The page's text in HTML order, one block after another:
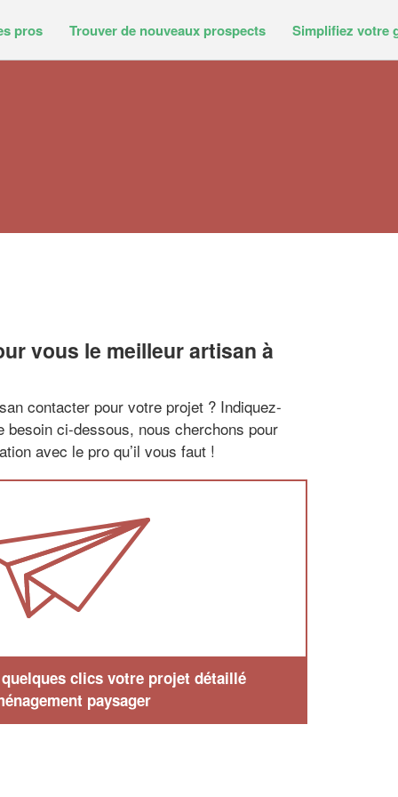
pros Trouver de nouveaux prospects Simplifiez votre
vous le meilleur artisan à
contacter pour votre projet ? Indiquez-
besoin ci-dessous, nous cherchons pour
avec le pro qu’il vous faut !
clics votre projet détaillé
paysager